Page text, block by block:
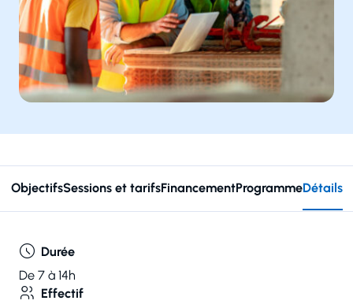
ObjectifsSessions et tarifsFinancementProgrammeDétails
Durée
De 7 à 14h
Effectif